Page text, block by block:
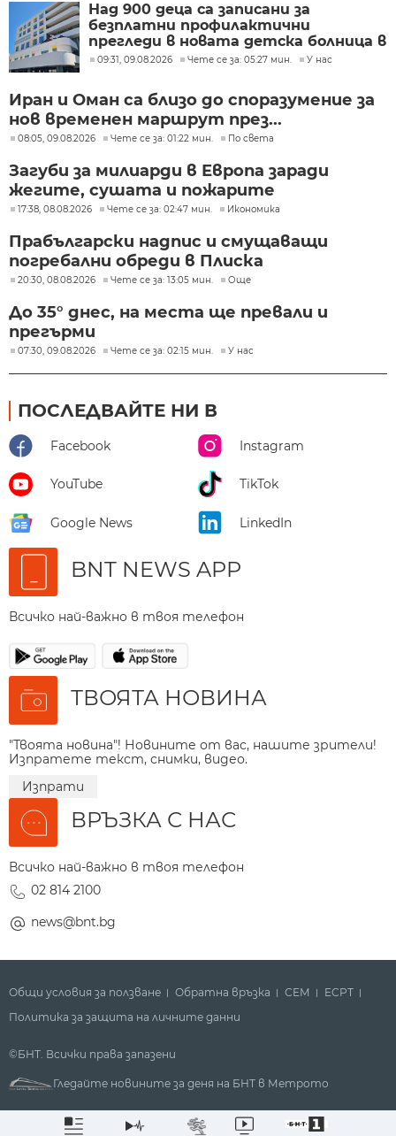
Над 900 деца са записани за
безплатни профилактични
прегледи в новата детска болница в
Бургас
09:31, 09.08.2026 Чете се за: 05:27 мин. У нас
Иран и Оман са близо до споразумение за
нов временен маршрут през...
08:05, 09.08.2026 Чете се за: 01:22 мин. По света
Загуби за милиарди в Европа заради
жегите, сушата и пожарите
17:38, 08.08.2026 Чете се за: 02:47 мин. Икономика
Прабългарски надпис и смущаващи
погребални обреди в Плиска
20:30, 08.08.2026 Чете се за: 13:05 мин. Още
До 35° днес, на места ще превали и
прегърми
07:30, 09.08.2026 Чете се за: 02:15 мин. У нас
ПОСЛЕДВАЙТЕ НИ В
Facebook Instagram
YouTube TikTok
Google News LinkedIn
BNT NEWS APP
Всичко най-важно в твоя телефон
ТВОЯТА НОВИНА
"Твоята новина"! Новините от вас, нашите зрители!
Изпратете текст, снимки, видео.
Изпрати
ВРЪЗКА С НАС
Всичко най-важно в твоя телефон
02 814 2100
news@bnt.bg
Общи условия за ползване Обратна връзка СЕМ
ECPT
Политика за защита на личните данни
©БНТ. Всички права запазени
Гледайте новините за деня на БНТ в Метрото